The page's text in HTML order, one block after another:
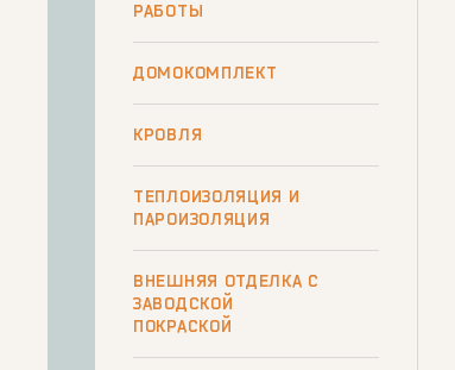
РАБОТЫ
ДОМОКОМПЛЕКТ
КРОВЛЯ
ТЕПЛОИЗОЛЯЦИЯ И
ПАРОИЗОЛЯЦИЯ
ВНЕШНЯЯ ОТДЕЛКА С
ЗАВОДСКОЙ
ПОКРАСКОЙ